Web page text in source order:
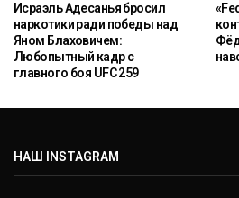
Исраэль Адесанья бросил
наркотики ради победы над
Яном Блаховичем:
Любопытный кадр с
главного боя UFC 259
НАШ INSTAGRAM